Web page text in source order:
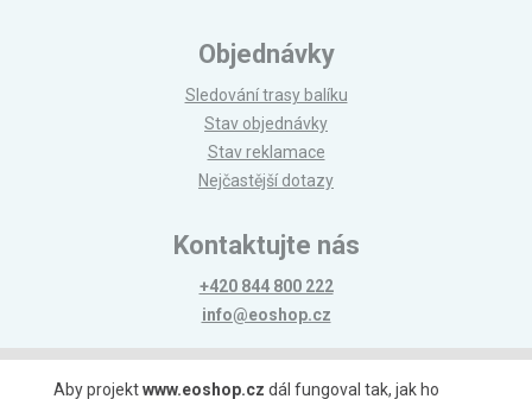
Objednávky
Sledování trasy balíku
Stav objednávky
Stav reklamace
Nejčastější dotazy
Kontaktujte nás
+420 844 800 222
info@eoshop.cz
Možnosti platby
Aby projektwww.eoshop.cz dál fungoval tak, jak ho